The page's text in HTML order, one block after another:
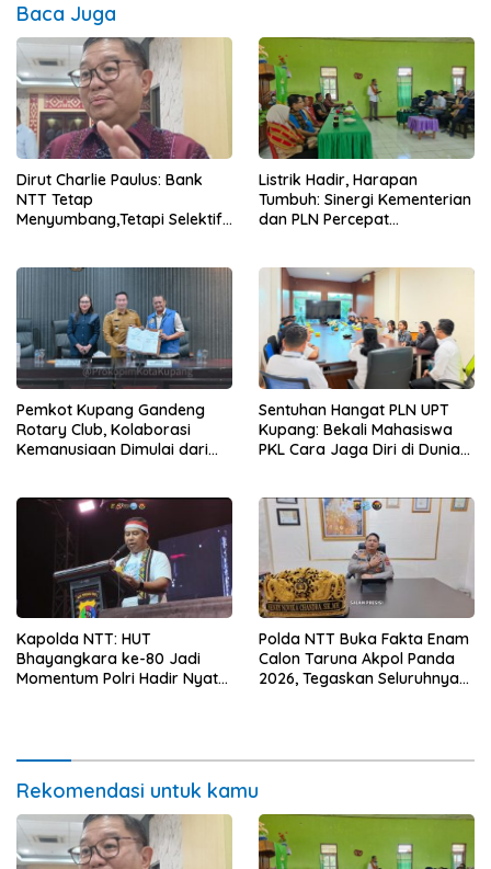
Baca Juga
Dirut Charlie Paulus: Bank
NTT Tetap
Menyumbang,Tetapi Selektif
Listrik Hadir, Harapan
Tumbuh: Sinergi Kementerian
dan PLN Percepat
Pemkot Kupang Gandeng
Rotary Club, Kolaborasi
Kemanusiaan Dimulai dari
Sentuhan Hangat PLN UPT
Kupang: Bekali Mahasiswa
PKL Cara Jaga Diri di Dunia
Kapolda NTT: HUT
Bhayangkara ke-80 Jadi
Momentum Polri Hadir Nyata
Polda NTT Buka Fakta Enam
Calon Taruna Akpol Panda
2026, Tegaskan Seluruhnya
Rekomendasi untuk kamu